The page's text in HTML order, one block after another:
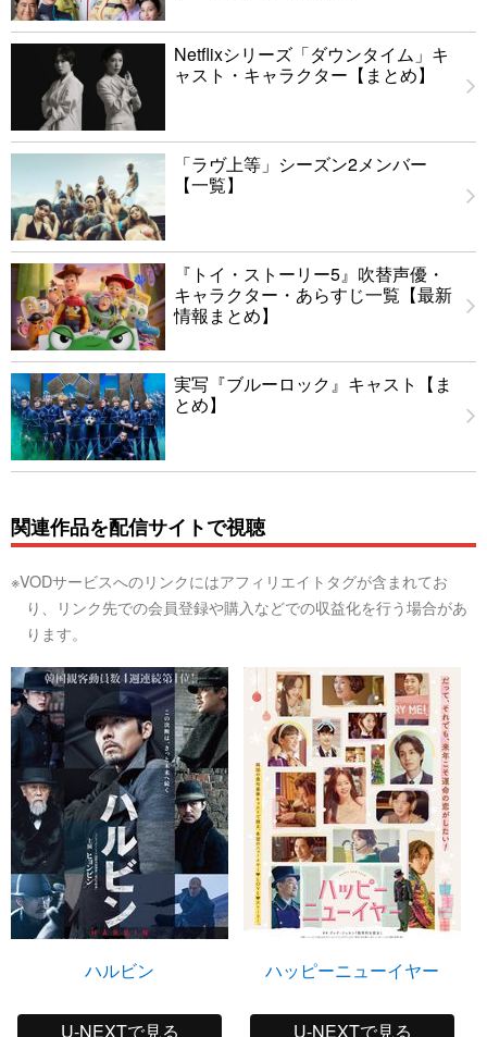
Netflixシリーズ「ダウンタイム」キ
ャスト・キャラクター【まとめ】
「ラヴ上等」シーズン2メンバー
【一覧】
『トイ・ストーリー5』吹替声優・
キャラクター・あらすじ一覧【最新
情報まとめ】
実写『ブルーロック』キャスト【ま
とめ】
関連作品を配信サイトで視聴
※VODサービスへのリンクにはアフィリエイトタグが含まれてお
り、リンク先での会員登録や購入などでの収益化を行う場合があ
ります。
ハルビン
U-NEXTで見る
ハッピーニューイヤー
U-NEXTで見る